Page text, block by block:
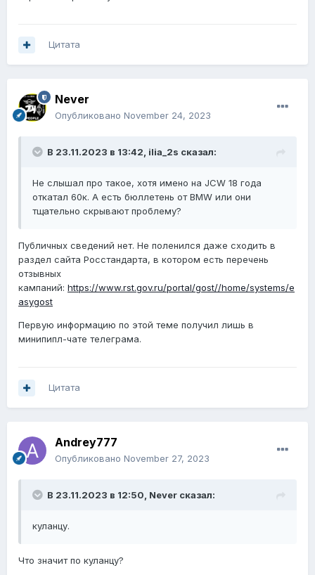
Цитата
Never
Опубликовано November 24, 2023
В 23.11.2023 в 13:42, ilia_2s сказал:
Не слышал про такое, хотя имено на JCW 18 года
откатал 60к. А есть бюллетень от BMW или они
тщательно скрывают проблему?
Публичных сведений нет. Не поленился даже сходить в
раздел сайта Росстандарта, в котором есть перечень
отзывных
кампаний: https://www.rst.gov.ru/portal/gost//home/systems/e
asygost
Первую информацию по этой теме получил лишь в
минипипл-чате телеграма.
Цитата
Andrey777
Опубликовано November 27, 2023
В 23.11.2023 в 12:50, Never сказал:
куланцу.
Что значит по куланцу?